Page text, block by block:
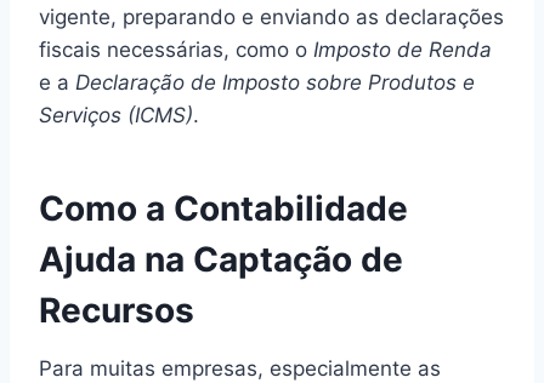
vigente, preparando e enviando as declarações
fiscais necessárias, como o Imposto de Renda
e a Declaração de Imposto sobre Produtos e
Serviços (ICMS).
Como a Contabilidade
Ajuda na Captação de
Recursos
Para muitas empresas, especialmente as